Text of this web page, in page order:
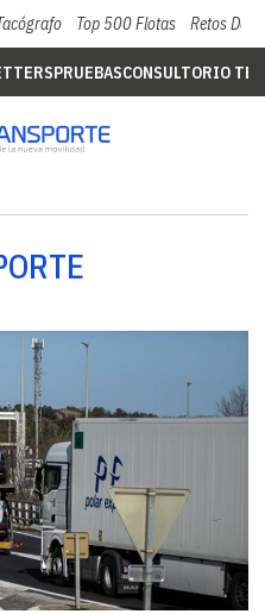
Top 500 Flotas Retos Del
PRUEBASCONSULTORIO